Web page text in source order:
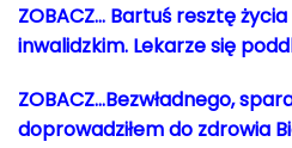
ZOBACZ… Bartuś resztę
inwalidzkim. Lekarze się
ZOBACZ…Bezwładnego,
doprowadziłem do zdrowia